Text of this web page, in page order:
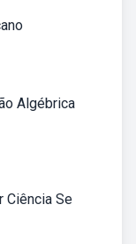
Algébrica
Ciência Se